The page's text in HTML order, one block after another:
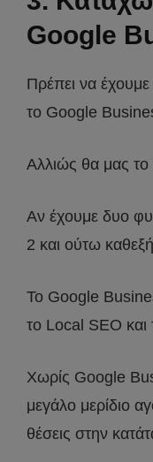
Google
Πρέπει να έχουμε
το Google
Αλλιώς θα μας το
Αν έχουμε δυο
2 και ούτω
Το Google
το Local SEO και
Χωρίς Google
μεγάλο μερίδιο
θέσεις στην